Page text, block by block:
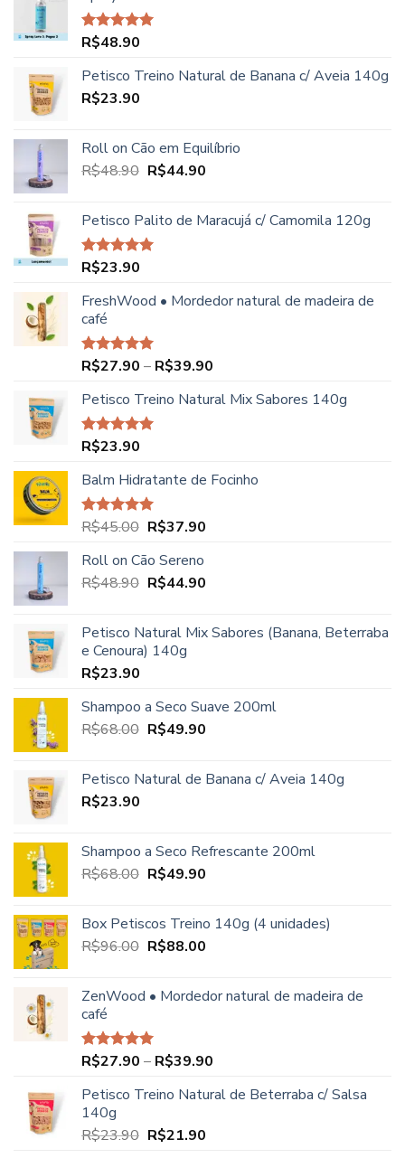
Avaliação
R$48.90
Petisco Treino Natural de Banana c/ Aveia 140g
R$23.90
Roll on Cão em Equilíbrio
R$48.90 O
era:
R$48.90.
R$44.90O
é:
Petisco Palito de Maracujá c/ Camomila 120g
Avaliação
R$23.90
FreshWood • Mordedor natural de madeira de
café
Avaliação
R$27.90 – R$39.90
preço:
Petisco Treino Natural Mix Sabores 140g
Avaliação
R$23.90
Balm Hidratante de Focinho
Avaliação
R$45.00 O
original
era:
R$37.90O
é:
Roll on Cão Sereno
R$48.90 O
era:
R$48.90.
R$44.90O
é:
Petisco Natural Mix Sabores (Banana, Beterraba
e Cenoura) 140g
R$23.90
Shampoo a Seco Suave 200ml
R$68.00 O
era:
R$49.90O
é:
Petisco Natural de Banana c/ Aveia 140g
R$23.90
Shampoo a Seco Refrescante 200ml
R$68.00 O
era:
R$68.00.
R$49.90O
é:
R$49.90.
Box Petiscos Treino 140g (4 unidades)
R$96.00 O
era:
R$88.00O
é:
ZenWood • Mordedor natural de madeira de
café
Avaliação
R$27.90 – R$39.90
preço:
Petisco Treino Natural de Beterraba c/ Salsa
140g
R$23.90 O
R$21.90O